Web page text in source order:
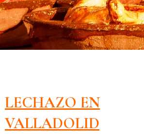
LECHAZO EN
VALLADOLID